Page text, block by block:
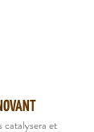
catalysera et